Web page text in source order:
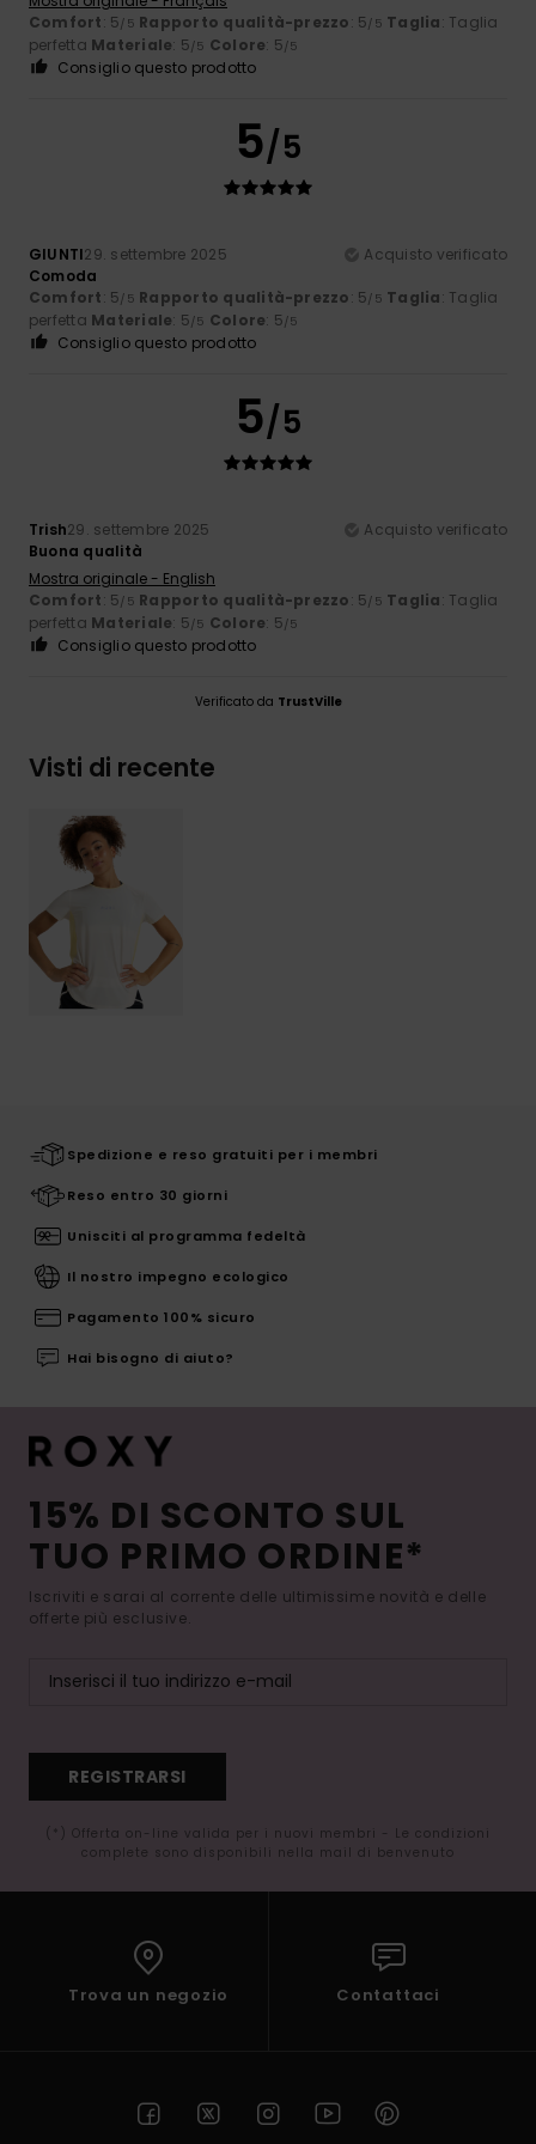
Comfort: 5/5 Rapporto qualità-prezzo: 5/5 Taglia: Taglia
perfetta Materiale: 5/5 Colore: 5/5
Consiglio questo prodotto
5/5
GIUNTI29. settembre 2025
Acquisto verificato
Comoda
Comfort: 5/5 Rapporto qualità-prezzo: 5/5 Taglia: Taglia
perfetta Materiale: 5/5 Colore: 5/5
Consiglio questo prodotto
5/5
Trish29. settembre 2025
Acquisto verificato
Buona qualità
Mostra originale - English
Comfort: 5/5 Rapporto qualità-prezzo: 5/5 Taglia: Taglia
perfetta Materiale: 5/5 Colore: 5/5
Consiglio questo prodotto
Verificato da TrustVille
Visti di recente
Spedizione e reso gratuiti per i membri
Reso entro 30 giorni
Unisciti al programma fedeltà
Il nostro impegno ecologico
Pagamento 100% sicuro
Hai bisogno di aiuto?
15% DI SCONTO SUL
TUO PRIMO ORDINE*
Iscriviti e sarai al corrente delle ultimissime novità e delle
offerte più esclusive.
REGISTRARSI
(*) Offerta on-line valida per i nuovi membri - Le condizioni
complete sono disponibili nella mail di benvenuto
Trova un negozio Contattaci